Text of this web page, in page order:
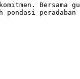
peradaban